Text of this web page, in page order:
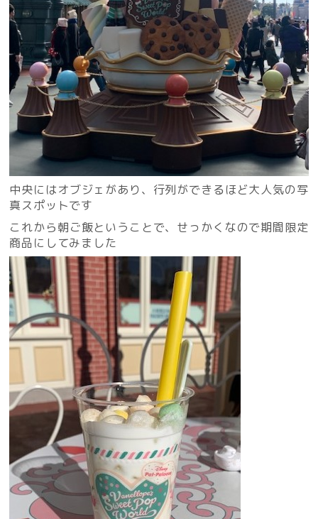
中央にはオブジェがあり、行列ができるほど大人気の写
真スポットです
これから朝ご飯ということで、せっかくなので期間限定
商品にしてみました